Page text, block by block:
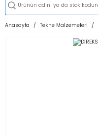
Anasayfa Tekne Malzemeleri